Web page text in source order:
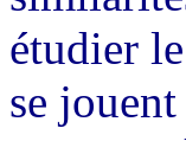
étudier
se